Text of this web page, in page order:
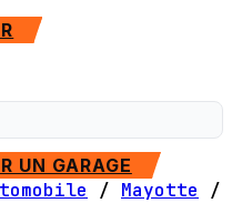
UN GARAGE
/ Mayotte
/